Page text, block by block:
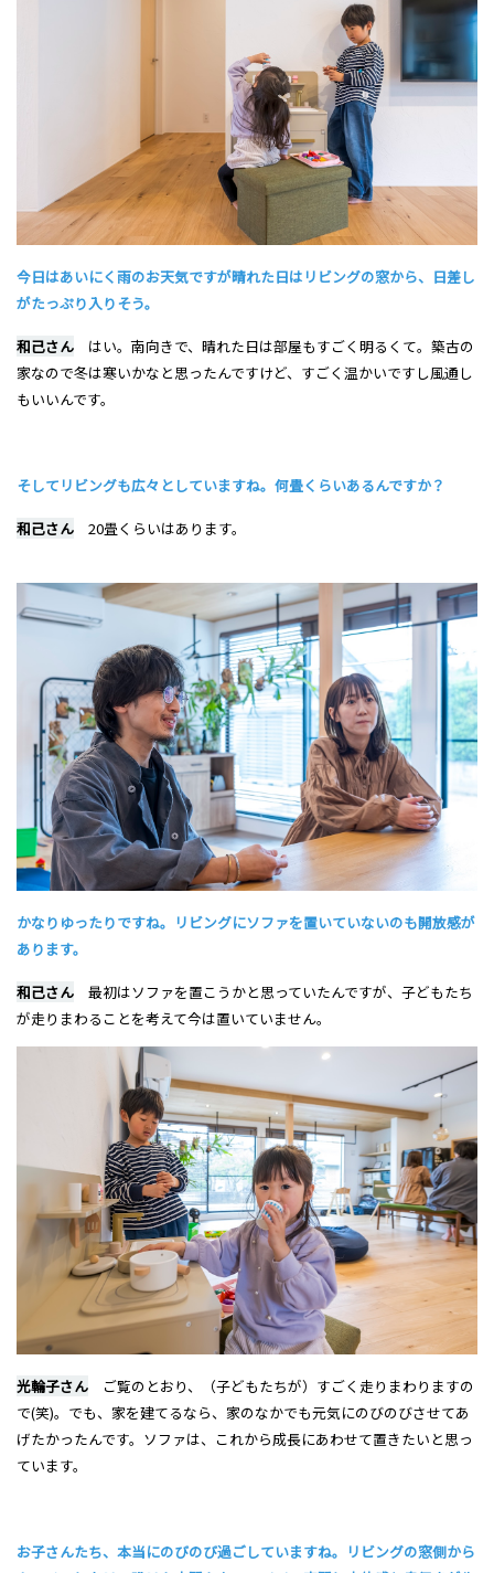
今日はあいにく雨のお天気ですが晴れた日はリビングの窓から、日差し
がたっぷり入りそう。
和己さん はい。南向きで、晴れた日は部屋もすごく明るくて。築古の
家なので冬は寒いかなと思ったんですけど、すごく温かいですし風通し
もいいんです。
そしてリビングも広々としていますね。何畳くらいあるんですか？
和己さん 20畳くらいはあります。
かなりゆったりですね。リビングにソファを置いていないのも開放感が
あります。
和己さん 最初はソファを置こうかと思っていたんですが、子どもたち
が走りまわることを考えて今は置いていません。
光輪子さん ご覧のとおり、（子どもたちが）すごく走りまわりますの
で(笑)。でも、家を建てるなら、家のなかでも元気にのびのびさせてあ
げたかったんです。ソファは、これから成長にあわせて置きたいと思っ
ています。
お子さんたち、本当にのびのび過ごしていますね。リビングの窓側から